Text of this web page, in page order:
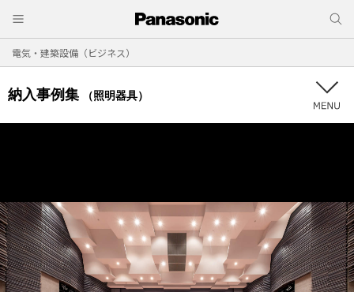
電気・建築設備（ビジネス）
納入事例集 （照明器具）